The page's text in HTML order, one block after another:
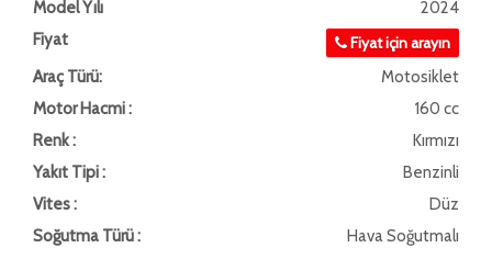
Model Yılı
2024
Fiyat
Fiyat için arayın
Araç Türü:
Motosiklet
Motor Hacmi :
160 cc
Renk :
Kırmızı
Yakıt Tipi :
Benzinli
Vites :
Düz
Soğutma Türü :
Hava Soğutmalı